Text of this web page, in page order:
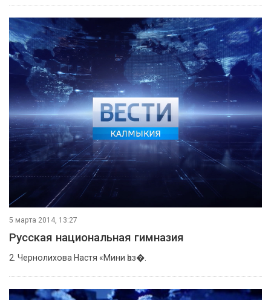
5 марта 2014, 13:27
Русская национальная гимназия
2. Чернолихова Настя «Мини һаз�.